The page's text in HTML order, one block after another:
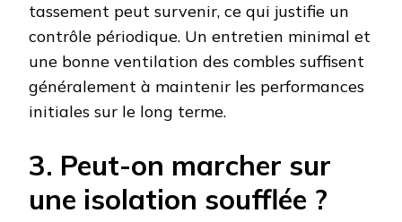
tassement peut survenir, ce qui justifie un
contrôle périodique. Un entretien minimal et
une bonne ventilation des combles suffisent
généralement à maintenir les performances
initiales sur le long terme.
3. Peut-on marcher sur
une isolation soufflée ?